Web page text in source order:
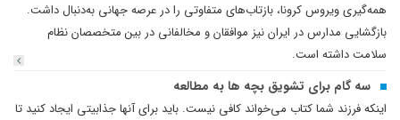
همه‌گیری ویروس کرونا، بازتاب‌های متفاوتی را در عرصه جهانی به‌دنبال داشت.
بازگشایی مدارس در ایران نیز موافقان و مخالفانی در بین متخصصان نظام
سلامت داشته است.
سه گام برای تشویق بچه ها به مطالعه
اینکه فرزند شما کتاب می‌خواند کافی نیست. باید برای آنها جذابیتی ایجاد کنید تا